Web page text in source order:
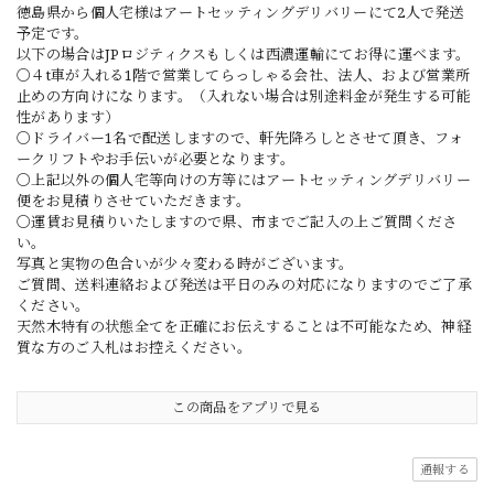
徳島県から個人宅様はアートセッティングデリバリーにて2人で発送
予定です。
以下の場合はJPロジティクスもしくは西濃運輸にてお得に運べます。
〇４t車が入れる1階で営業してらっしゃる会社、法人、および営業所
止めの方向けになります。（入れない場合は別途料金が発生する可能
性があります）
〇ドライバー1名で配送しますので、軒先降ろしとさせて頂き、フォ
ークリフトやお手伝いが必要となります。
〇上記以外の個人宅等向けの方等にはアートセッティングデリバリー
便をお見積りさせていただきます。
〇運賃お見積りいたしますので県、市までご記入の上ご質問くださ
い。
写真と実物の色合いが少々変わる時がございます。
ご質問、送料連絡および発送は平日のみの対応になりますのでご了承
ください。
天然木特有の状態全てを正確にお伝えすることは不可能なため、神経
質な方のご入札はお控えください。
この商品をアプリで見る
通報する